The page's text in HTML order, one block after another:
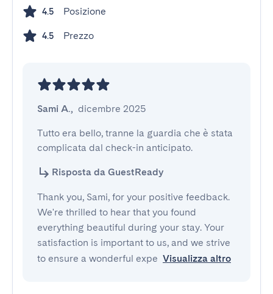
4.5 Posizione
4.5 Prezzo
Sami A., dicembre 2025
Tutto era bello, tranne la guardia che è stata
complicata dal check-in anticipato.
Risposta da GuestReady
Thank you, Sami, for your positive feedback.
We're thrilled to hear that you found
everything beautiful during your stay. Your
satisfaction is important to us, and we strive
to ensure a wonderful expe Visualizza altro